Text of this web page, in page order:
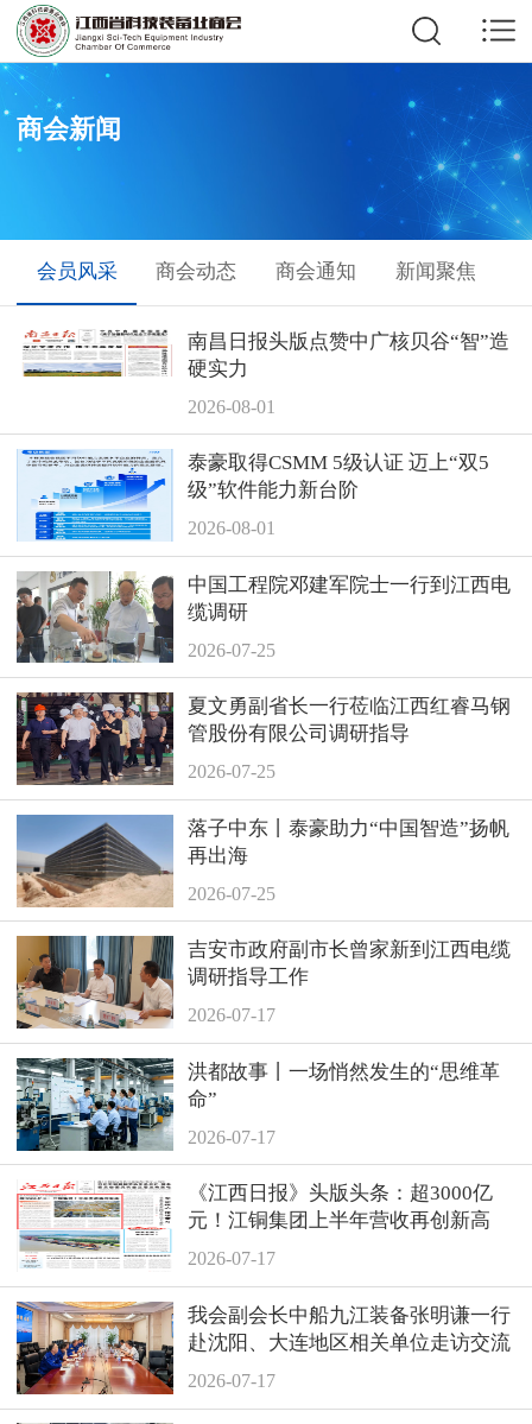
商会新闻
会员风采 商会动态 商会通知 新闻聚焦
南昌日报头版点赞中广核贝谷“智”造
硬实力
2026-08-01
泰豪取得CSMM 5级认证 迈上“双5
级”软件能力新台阶
2026-08-01
中国工程院邓建军院士一行到江西电
缆调研
2026-07-25
夏文勇副省长一行莅临江西红睿马钢
管股份有限公司调研指导
2026-07-25
落子中东丨泰豪助力“中国智造”扬帆
再出海
2026-07-25
吉安市政府副市长曾家新到江西电缆
调研指导工作
2026-07-17
洪都故事丨一场悄然发生的“思维革
命”
2026-07-17
《江西日报》头版头条：超3000亿
元！江铜集团上半年营收再创新高
2026-07-17
我会副会长中船九江装备张明谦一行
赴沈阳、大连地区相关单位走访交流
2026-07-17